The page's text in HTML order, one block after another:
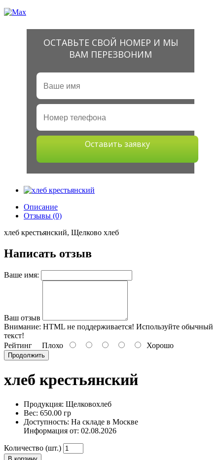
ОСТАВЬТЕ СВОЙ НОМЕР И МЫ
ВАМ ПЕРЕЗВОНИМ
Оставить заявку
Описание
Отзывы (0)
хлеб крестьянский, Щелково хлеб
Написать отзыв
Ваше имя:
Ваш отзыв
Внимание: HTML не поддерживается! Используйте обычный
текст!
Рейтинг Плохо Хорошо
Продолжить
хлеб крестьянский
Продукция: Щелковохлеб
Вес: 650.00 гр
Доступность: На складе в Москве
Информация от: 02.08.2026
Количество (шт.)